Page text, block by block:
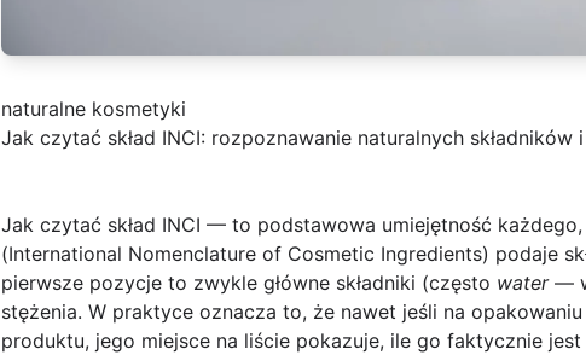
naturalne kosmetyki
Jak czytać skład INCI: rozpoznawanie naturalnych
Jak czytać skład INCI — to podstawowa umiejętność
(International Nomenclature of Cosmetic Ingredients) podaje
pierwsze pozycje to zwykle główne składniki (często water—
stężenia. W praktyce oznacza to, że nawet jeśli na
produktu, jego miejsce na liście pokazuje, ile go faktycznie